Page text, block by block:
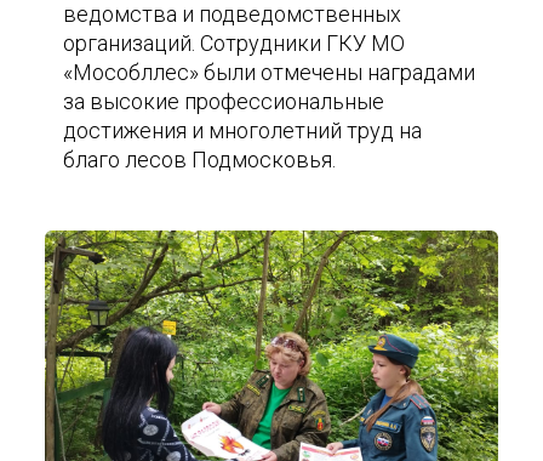
ведомства и подведомственных
организаций. Сотрудники ГКУ МО
«Мособллес» были отмечены наградами
за высокие профессиональные
достижения и многолетний труд на
благо лесов Подмосковья.